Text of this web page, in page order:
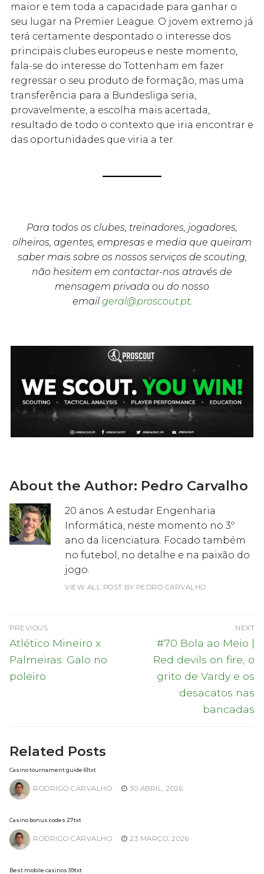
maior e tem toda a capacidade para ganhar o
seu lugar na Premier League. O jovem extremo já
terá certamente despontado o interesse dos
principais clubes europeus e neste momento,
fala-se do interesse do Tottenham em fazer
regressar o seu produto de formação, mas uma
transferência para a Bundesliga seria,
provavelmente, a escolha mais acertada,
resultado de todo o contexto que iria encontrar e
das oportunidades que viria a ter.
Para todos os clubes, treinadores, jogadores,
olheiros, agentes, empresas e media que queiram
saber mais sobre os nossos serviços de scouting,
não hesitem em contactar-nos através de
mensagem privada ou do nosso
email geral@proscout.pt.
About the Author: Pedro Carvalho
20 anos. A estudar Engenharia
Informática, neste momento no 3º
ano da licenciatura. Focado também
no futebol, no detalhe e na paixão do
jogo.
VIEW ALL POST BY PEDRO CARVALHO
Navegação
de
artigos
PREVIOUS
Previous
post:
Atlético Mineiro x
Palmeiras: Galo no
poleiro
NEXT
Next
post:
#70 Bola ao Meio |
Red devils on fire, o
grito de Vardy e os
desacatos nas
bancadas
Related Posts
Casino tournament guide 61txt
RODRIGO CARVALHO 30 ABRIL, 2026
Casino bonus codes 27txt
RODRIGO CARVALHO 23 MARÇO, 2026
Best mobile casinos 59txt